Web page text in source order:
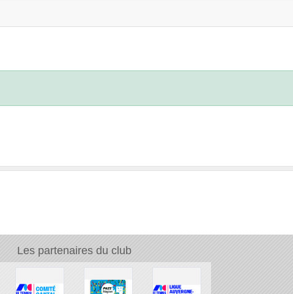
Les partenaires du club